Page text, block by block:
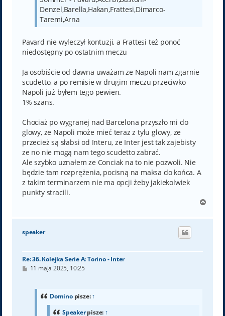
Denzel,Barella,Hakan,Frattesi,Dimarco-
Taremi,Arna
Pavard nie wyleczył kontuzji, a Frattesi też ponoć
niedostępny po ostatnim meczu
Ja osobiście od dawna uważam ze Napoli nam zgarnie
scudetto, a po remisie w drugim meczu przeciwko
Napoli już byłem tego pewien.
1% szans.
Chociaż po wygranej nad Barcelona przyszło mi do
glowy, ze Napoli może mieć teraz z tylu glowy, ze
przecież są słabsi od Interu, ze Inter jest tak zajebisty
ze no nie mogą nam tego scudetto zabrać.
Ale szybko uznałem ze Conciak na to nie pozwoli. Nie
będzie tam rozprężenia, pocisną na maksa do końca. A
z takim terminarzem nie ma opcji żeby jakiekolwiek
punkty stracili.
g
speaker
Re: 36. Kolejka Serie A: Torino - Inter
P11 maja 2025, 10:25
Dominopisze:↑
Speakerpisze: ↑